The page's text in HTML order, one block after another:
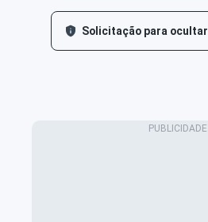
Solicitação para